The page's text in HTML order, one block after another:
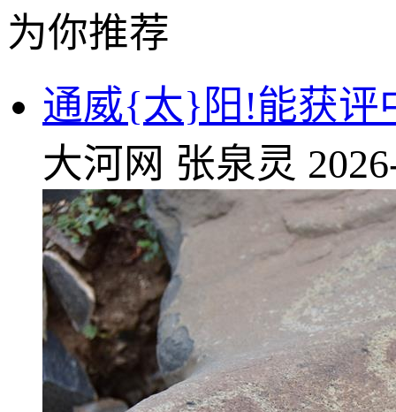
为你推荐
通威{太}阳!能获评
大河网 张泉灵